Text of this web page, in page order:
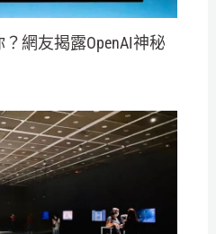
？網友揭露OpenAI神秘